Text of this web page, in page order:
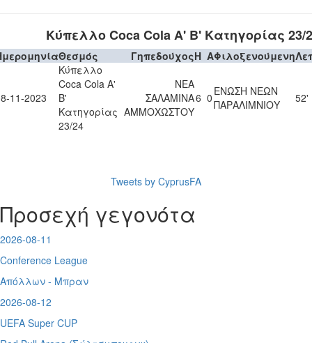
Κύπελλο Coca Cola Α' Β' Κατηγορίας 23/
Θεσμός ΓηπεδούχοςH AΦιλοξενούμενη
11-2023
Κύπελλο
Coca Cola Α'
Β'
Κατηγορίας
23/24
ΝΕΑ
ΣΑΛΑΜΙΝΑ
ΑΜΜΟΧΩΣΤΟΥ
6 0 ΕΝΩΣΗ ΝΕΩΝ
ΠΑΡΑΛΙΜΝΙΟΥ
52'
Tweets by CyprusFA
Προσεχή γεγονότα
2026-08-11
Conference League
Απόλλων - Μπραν
2026-08-12
UEFA Super CUP